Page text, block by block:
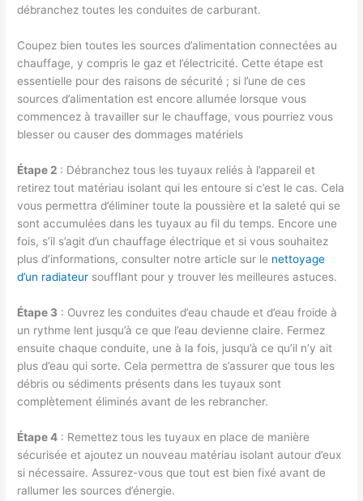
débranchez toutes les conduites de carburant.
Coupez bien toutes les sources d’alimentation connectées au
chauffage, y compris le gaz et l’électricité. Cette étape est
essentielle pour des raisons de sécurité ; si l’une de ces
sources d’alimentation est encore allumée lorsque vous
commencez à travailler sur le chauffage, vous pourriez vous
blesser ou causer des dommages matériels
Étape 2 : Débranchez tous les tuyaux reliés à l’appareil et
retirez tout matériau isolant qui les entoure si c’est le cas. Cela
vous permettra d’éliminer toute la poussière et la saleté qui se
sont accumulées dans les tuyaux au fil du temps. Encore une
fois, s’il s’agit d’un chauffage électrique et si vous souhaitez
plus d’informations, consulter notre article sur le nettoyage
d’un radiateur soufflant pour y trouver les meilleures astuces.
Étape 3 : Ouvrez les conduites d’eau chaude et d’eau froide à
un rythme lent jusqu’à ce que l’eau devienne claire. Fermez
ensuite chaque conduite, une à la fois, jusqu’à ce qu’il n’y ait
plus d’eau qui sorte. Cela permettra de s’assurer que tous les
débris ou sédiments présents dans les tuyaux sont
complètement éliminés avant de les rebrancher.
Étape 4 : Remettez tous les tuyaux en place de manière
sécurisée et ajoutez un nouveau matériau isolant autour d’eux
si nécessaire. Assurez-vous que tout est bien fixé avant de
rallumer les sources d’énergie.